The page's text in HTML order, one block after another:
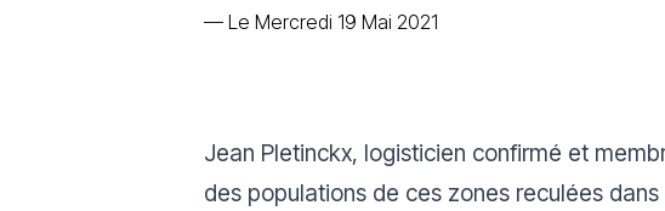
— Le Mercredi 19 Mai 2021
Jean Pletinckx, logisticien confirmé et
des populations de ces zones reculées dans